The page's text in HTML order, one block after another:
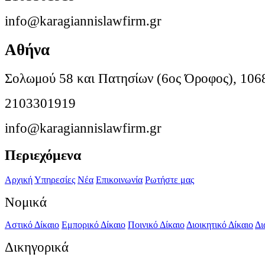
info@karagiannislawfirm.gr
Αθήνα
Σολωμού 58 και Πατησίων (6ος Όροφος),
2103301919
info@karagiannislawfirm.gr
Περιεχόμενα
ΑρχικήΥπηρεσίες Νέα Επικοινωνία Ρωτήστε μας
Νομικά
Αστικό Δίκαιο Εμπορικό Δίκαιο Ποινικό Δίκαιο Διοικητικό Δίκαιο
Δικηγορικά